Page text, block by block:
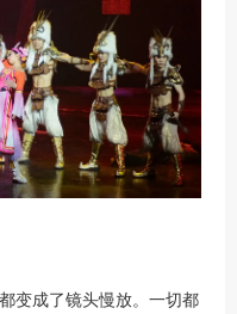
变成了镜头慢放。一切都